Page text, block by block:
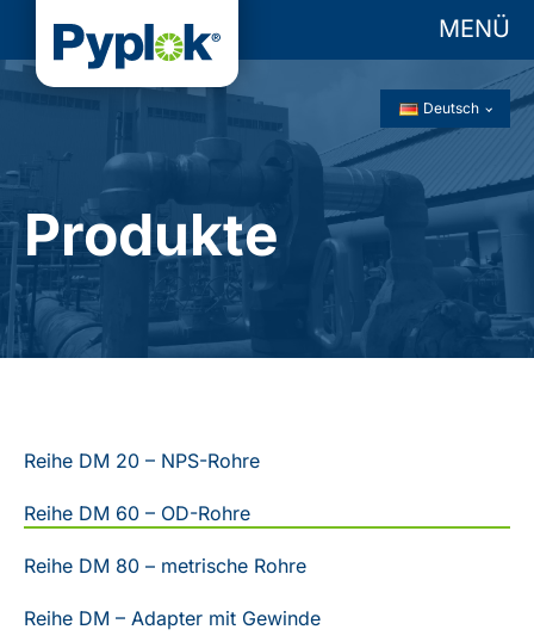
Deutsch
Produkte
Reihe DM 20 – NPS-Rohre
Reihe DM 60 – OD-Rohre
Reihe DM 80 – metrische Rohre
Reihe DM – Adapter mit Gewinde
MENÜ